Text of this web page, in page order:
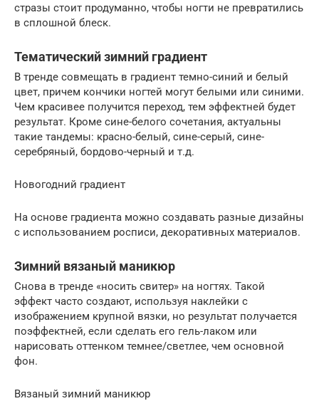
стразы стоит продуманно, чтобы ногти не превратились
в сплошной блеск.
Тематический зимний градиент
В тренде совмещать в градиент темно-синий и белый
цвет, причем кончики ногтей могут белыми или синими.
Чем красивее получится переход, тем эффектней будет
результат. Кроме сине-белого сочетания, актуальны
такие тандемы: красно-белый, сине-серый, сине-
серебряный, бордово-черный и т.д.
Новогодний градиент
На основе градиента можно создавать разные дизайны
с использованием росписи, декоративных материалов.
Зимний вязаный маникюр
Снова в тренде «носить свитер» на ногтях. Такой
эффект часто создают, используя наклейки с
изображением крупной вязки, но результат получается
поэффектней, если сделать его гель-лаком или
нарисовать оттенком темнее/светлее, чем основной
фон.
Вязаный зимний маникюр